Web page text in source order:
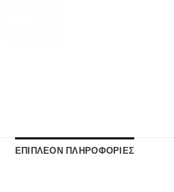
ΕΠΙΠΛΕΟΝ ΠΛΗΡΟΦΟΡΙΕΣ